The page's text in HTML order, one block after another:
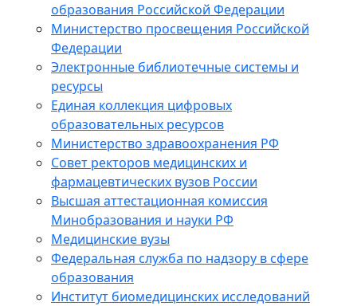
образования Российской Федерации
Министерство просвещения Российской
Федерации
Электронные библиотечные системы и
ресурсы
Единая коллекция цифровых
образовательных ресурсов
Министерство здравоохранения РФ
Совет ректоров медицинских и
фармацевтических вузов России
Высшая аттестационная комиссия
Минобразования и науки РФ
Медицинские вузы
Федеральная служба по надзору в сфере
образования
Институт биомедицинских исследований